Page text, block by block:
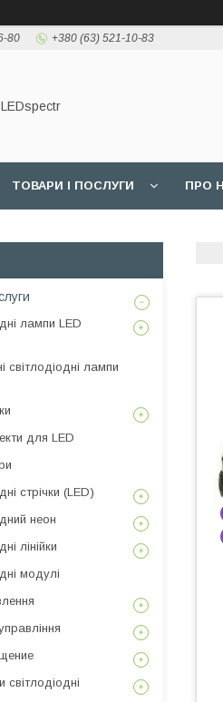
80 +380 (63) 521-10-83
LEDspectr
ТОВАРИ І ПОСЛУГИ ПРО
лампи LED
світлодіодні лампи
для LED
стрічки (LED)
неон
лінійки
модулі